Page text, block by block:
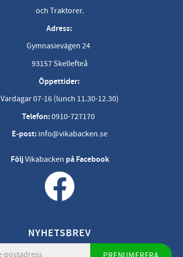
och Traktorer.
Adress:
Gymnasievägen 24
93157 Skellefteå
Öppettider:
Vardagar 07-16 (lunch 11.30-12.30)
Telefon:0910-727170
E-post: info@vikabacken.se
FöljVikabacken på Facebook
NYHETSBREV